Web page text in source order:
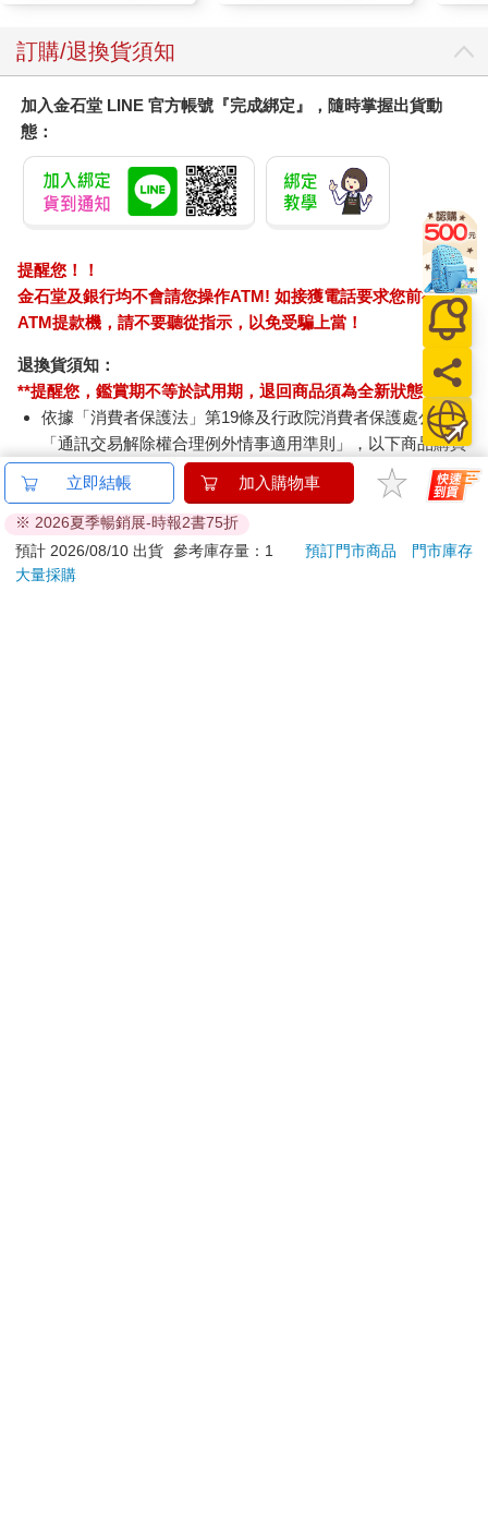
理屏障，自然成為最佳的防守陣線。執政者於稜線上的山頭展望
點與鞍部，大多會設置土堆或砌石的「隘寮」，並安排官方派任
止原住民侵犯的隘勇防衛制度。如果進一步利用鐵絲電網、木牆
及哨站，延伸形成防守線就叫做「隘勇線」。【步道介紹】
福山巖登山步道的登山口位於往石門水庫的台4線公路上，附近最
著名的廟宇即是福山巖寺廟。廟內主要奉祀清水祖師公，一八○六
年由信徒自福建漳州恭請渡海來台，自古以來即是早年開墾先民
的精神寄託。昔日溪州地區漢人開墾移民，為了防範山區原住民
的侵擾，在居住地邊緣修築土牆，所以附近地區又稱為「城
仔」。
由福山巖牌樓起登，約一小時可登上溪州山稜，沿途山徑較為陡
峭，適合健腳山友探訪。步道在福山巖登山口附近有左右兩線可
抵達「時鐘尾」觀景台，由此又有三條路線可登上溪州山的主稜
線，左邊的路線會經過大石獅仔及鑾生兄弟休息站，串連出多采
多姿的O型路線。古道在翻越溪州山稜脈時，並未選擇稜線較低
的鞍部，而且是一路陡上，所以這些現今的登山步道很有可能就
是昔時通往山頭隘寮的聯絡道路。在古道連接稜線附近的山頭
上，還可以發現砌石的隘寮遺跡，保存著隘丁駐寮防守原住民的
遙遠記憶。
【交通資訊】
訂購/退換貨須知
加入金石堂 LINE 官方帳號『完成綁定』，隨時掌握出貨動
態：
提醒您！！
金石堂及銀行均不會請您操作ATM! 如接獲電話要求您前往
ATM提款機，請不要聽從指示，以免受騙上當！
退換貨須知：
**提醒您，鑑賞期不等於試用期，退回商品須為全新狀態**
依據「消費者保護法」第19條及行政院消費者保護處公告之
「通訊交易解除權合理例外情事適用準則」，以下商品購買
後，除商品本身有瑕疵外，將不提供7天的猶豫期：
易於腐敗、保存期限較短或解約時即將逾期。（如：生
鮮食品）
依消費者要求所為之客製化給付。（客製化商品）
報紙、期刊或雜誌。（含MOOK、外文雜誌）
立即結帳 加入購物車
※ 2026夏季暢銷展-時報2書75折
預計 2026/08/10 出貨 參考庫存量：1 預訂門市商品
門市庫存
大量採購